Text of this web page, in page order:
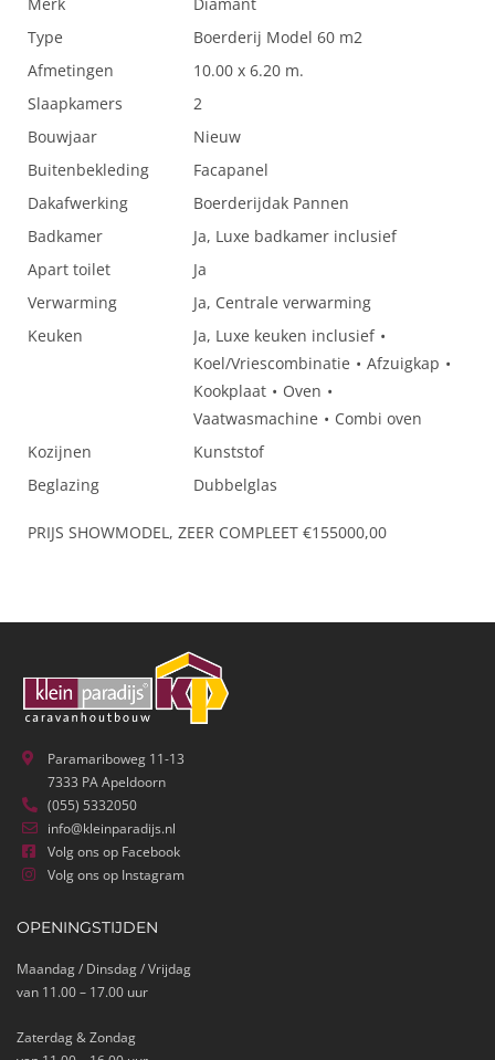
Merk
Diamant
Type
Boerderij Model 60 m2
Afmetingen
10.00 x 6.20 m.
Slaapkamers
2
Bouwjaar
Nieuw
Buitenbekleding
Facapanel
Dakafwerking
Boerderijdak Pannen
Badkamer
Ja, Luxe badkamer inclusief
Apart toilet
Ja
Verwarming
Ja, Centrale verwarming
Keuken
Ja, Luxe keuken inclusief
Koel/Vriescombinatie
Afzuigkap
Kookplaat
Oven
Vaatwasmachine
Combi oven
Kozijnen
Kunststof
Beglazing
Dubbelglas
PRIJS SHOWMODEL, ZEER COMPLEET €155000,00
Paramariboweg 11-13
7333 PA Apeldoorn
(055) 5332050
info@kleinparadijs.nl
Volg ons op Facebook
Volg ons op Instagram
OPENINGSTIJDEN
Maandag / Dinsdag / Vrijdag
van 11.00 – 17.00 uur
Zaterdag & Zondag